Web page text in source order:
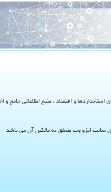
و اقتصاد ، منبع اطلاعاتی جامع و